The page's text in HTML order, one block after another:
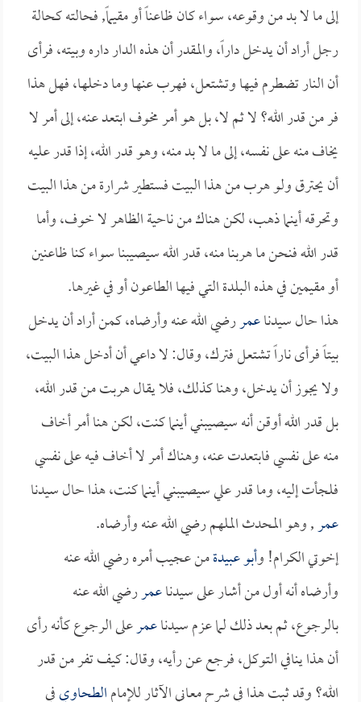
إلى ما لا بد من وقوعه، سواء كان ظاعناً أو مقيماً, فحالته كحالة
رجل أراد أن يدخل داراً، والمقدر أن هذه الدار داره وبيته، فرأى
أن النار تضطرم فيها وتشتعل، فهرب عنها وما دخلها، فهل هذا
فر من قدر الله؟ لا ثم لا، بل هو أمر مخوف ابتعد عنه، إلى أمر لا
يخاف منه على نفسه، إلى ما لا بد منه، وهو قدر الله، إذا قدر عليه
أن يحترق ولو هرب من هذا البيت فستطير شرارة من هذا البيت
وتحرقه أينما ذهب، لكن هناك من ناحية الظاهر لا خوف، وأما
قدر الله فنحن ما هربنا منه، قدر الله سيصيبنا سواء كنا ظاعنين
أو مقيمين في هذه البلدة التي فيها الطاعون أو في غيرها.
هذا حال سيدناعمررضي الله عنه وأرضاه، كمن أراد أن يدخل
بيتاً فرأى ناراً تشتعل فترك، وقال: لا داعي أن أدخل هذا البيت،
ولا يجوز أن يدخل، وهنا كذلك، فلا يقال هربت من قدر الله،
بل قدر الله أوقن أنه سيصيبني أينما كنت، لكن هنا أمر أخاف
منه على نفسي فابتعدت عنه، وهناك أمر لا أخاف فيه على نفسي
فلجأت إليه، وما قدر علي سيصيبني أينما كنت، هذا حال سيدنا
عمر, وهو المحدث الملهم رضي الله عنه وأرضاه.
إخوتي الكرام! وأبو عبيدةمن عجيب أمره رضي الله عنه
وأرضاه أنه أول من أشار على سيدناعمررضي الله عنه
بالرجوع، ثم بعد ذلك لما عزم سيدناعمرعلى الرجوع كأنه رأى
أن هذا ينافي التوكل، فرجع عن رأيه، وقال: كيف تفر من قدر
الله؟ وقد ثبت هذا في شرح معاني الآثار للإمامالطحاويفي